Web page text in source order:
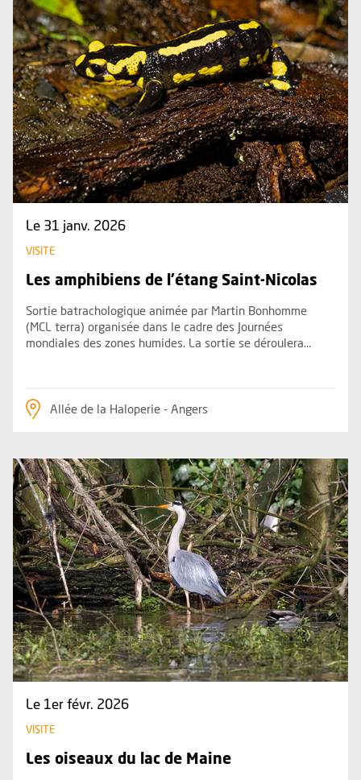
Le 31 janv. 2026
VISITE
Les amphibiens de l'étang Saint-Nicolas
Sortie batrachologique animée par Martin Bonhomme
(MCL terra) organisée dans le cadre des Journées
mondiales des zones humides. La sortie se déroulera...
Allée de la Haloperie - Angers
Le 1er févr. 2026
VISITE
Les oiseaux du lac de Maine
Plus d'information sur l'évènement : Les oiseaux du lac de